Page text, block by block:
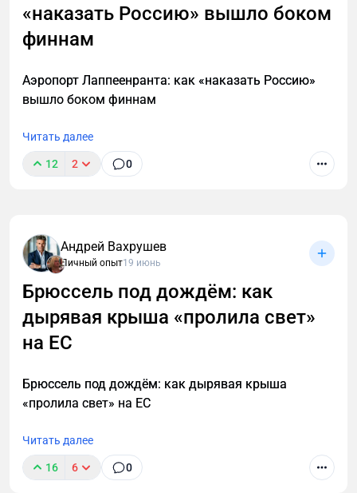
«наказать Россию» вышло боком
финнам
Аэропорт Лаппеенранта: как «наказать Россию»
вышло боком финнам
Читать далее
12 2 0
Андрей Вахрушев
Личный опыт19 июнь
Брюссель под дождём: как
дырявая крыша «пролила свет»
на ЕС
Брюссель под дождём: как дырявая крыша
«пролила свет» на ЕС
Читать далее
16 6 0